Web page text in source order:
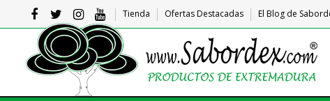
Tienda Ofertas Destacadas El Blog de